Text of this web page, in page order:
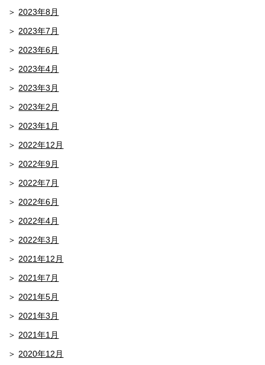
2023年8月
2023年7月
2023年6月
2023年4月
2023年3月
2023年2月
2023年1月
2022年12月
2022年9月
2022年7月
2022年6月
2022年4月
2022年3月
2021年12月
2021年7月
2021年5月
2021年3月
2021年1月
2020年12月